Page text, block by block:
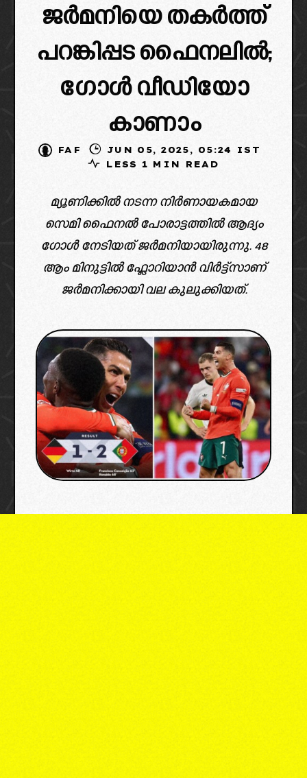
ജർമനിയെ തകർത്ത്
പറങ്കിപ്പട ഫൈനലിൽ;
ഗോൾ വീഡിയോ
കാണാം
FAF
JUN 05, 2025, 05:24 IST
LESS 1 MIN READ
മ്യൂണിക്കിൽ നടന്ന നിർണായകമായ
സെമി ഫൈനൽ പോരാട്ടത്തിൽ ആദ്യം
ഗോൾ നേടിയത് ജർമനിയായിരുന്നു. 48
ആം മിനുട്ടിൽ ഫ്ലോറിയാൻ വിർട്ട്സാണ്
ജർമനിക്കായി വല കുലുക്കിയത്.
image credit: uefa